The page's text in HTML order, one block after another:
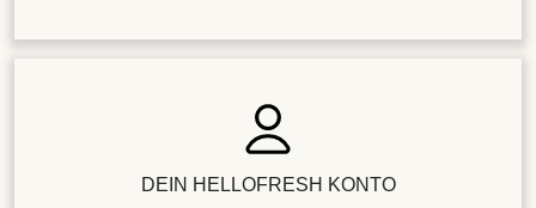
DEIN HELLOFRESH KONTO